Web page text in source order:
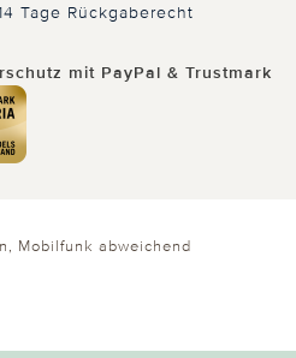
Tage Rückgaberecht
mit PayPal & Trustmark
Mobilfunk abweichend